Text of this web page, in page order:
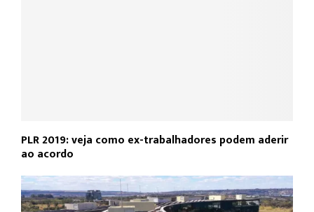
PLR 2019: veja como ex-trabalhadores podem aderir
ao acordo